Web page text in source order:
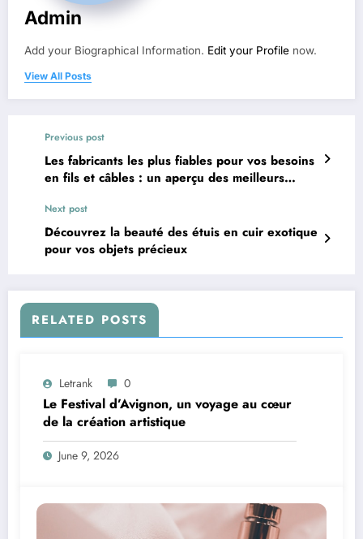
Admin
Add your Biographical Information. Edit your Profile now.
View All Posts
Previous post
Les fabricants les plus fiables pour vos besoins
en fils et câbles : un aperçu des meilleurs
Next post
Découvrez la beauté des étuis en cuir exotique
pour vos objets précieux
RELATED POSTS
Letrank 0
Le Festival d’Avignon, un voyage au cœur
de la création artistique
June 9, 2026